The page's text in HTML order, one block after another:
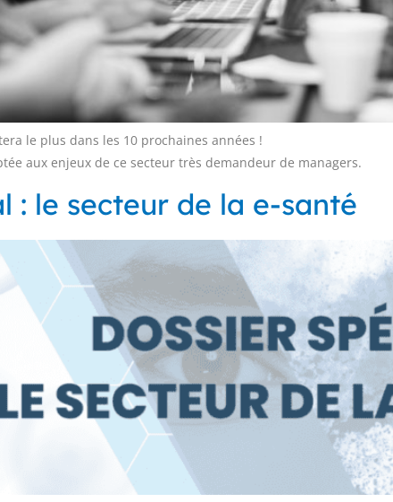
le plus dans les 10 prochaines années !
aux enjeux de ce secteur très demandeur de managers.
: le secteur de la e-santé